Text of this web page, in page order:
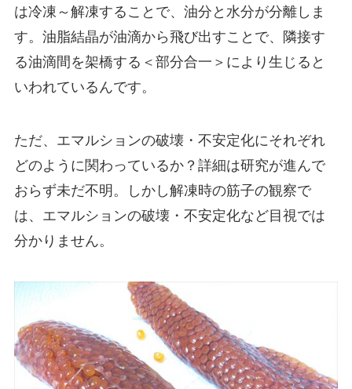
は冷凍～解凍することで、油分と水分が分離しま
す。油脂結晶が油滴から飛び出すことで、隣接す
る油滴間を架橋する＜部分合一＞により生じると
いわれているんです。
ただ、エマルションの破壊・不安定化にそれぞれ
どのように関わっているか？詳細は研究が進んで
おらず未だ不明。しかし解凍時の筋子の観察で
は、エマルションの破壊・不安定化など目視では
分かりません。